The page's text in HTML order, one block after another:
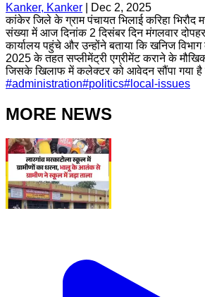
Kanker, Kanker
Dec 2, 2025
कांकेर जिले के ग्राम पंचायत भिलाई करिहा भिरौद
संख्या में आज दिनांक 2 दिसंबर दिन मंगलवार
कार्यालय पहुंचे और उन्होंने बताया कि खनिज विभाग
2025 के तहत सप्लीमेंट्री एग्रीमेंट कराने के मौखिक
जिसके खिलाफ में कलेक्टर को आवेदन सौंपा गया है
#administration#politics# local-issues
MORE NEWS